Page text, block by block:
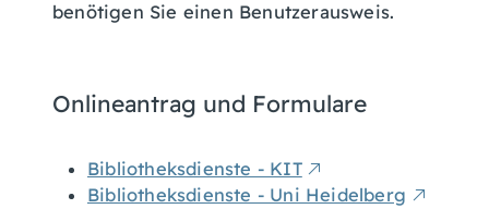
benötigen Sie einen Benutzerausweis.
Onlineantrag und Formulare
Bibliotheksdienste - KIT
Bibliotheksdienste - Uni Heidelberg